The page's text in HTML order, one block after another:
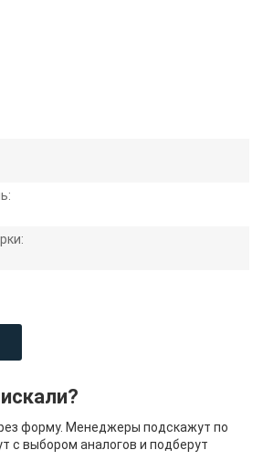
форму. Менеджеры подскажут по
с выбором аналогов и подберут